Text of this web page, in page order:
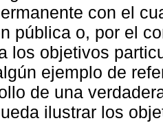
con el
pública o, por el
los objetivos
ejemplo de
de una
ilustrar los